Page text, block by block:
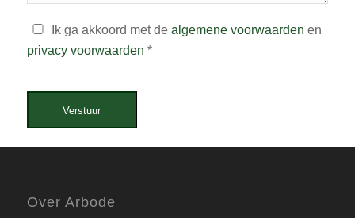
Ik ga akkoord met de algemene voorwaarden en
privacy voorwaarden *
Verstuur
Over Arbode